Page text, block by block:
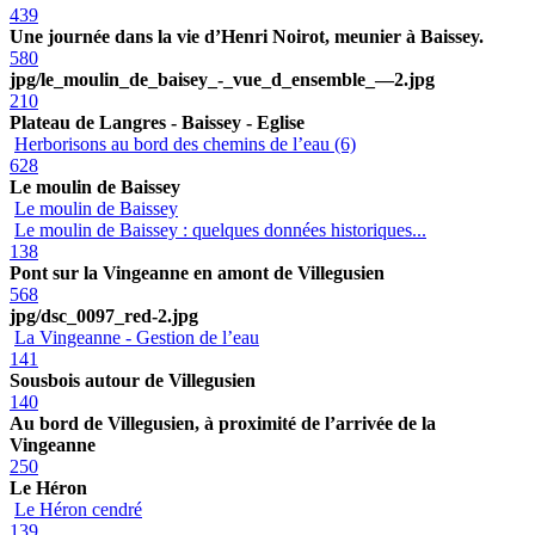
439
Une journée dans la vie d’Henri Noirot, meunier à Baissey.
580
jpg/le_moulin_de_baisey_-_vue_d_ensemble_—2.jpg
210
Plateau de Langres - Baissey - Eglise
Herborisons au bord des chemins de l’eau (6)
628
Le moulin de Baissey
Le moulin de Baissey
Le moulin de Baissey : quelques données historiques...
138
Pont sur la Vingeanne en amont de Villegusien
568
jpg/dsc_0097_red-2.jpg
La Vingeanne - Gestion de l’eau
141
Sousbois autour de Villegusien
140
Au bord de Villegusien, à proximité de l’arrivée de la
Vingeanne
250
Le Héron
Le Héron cendré
139